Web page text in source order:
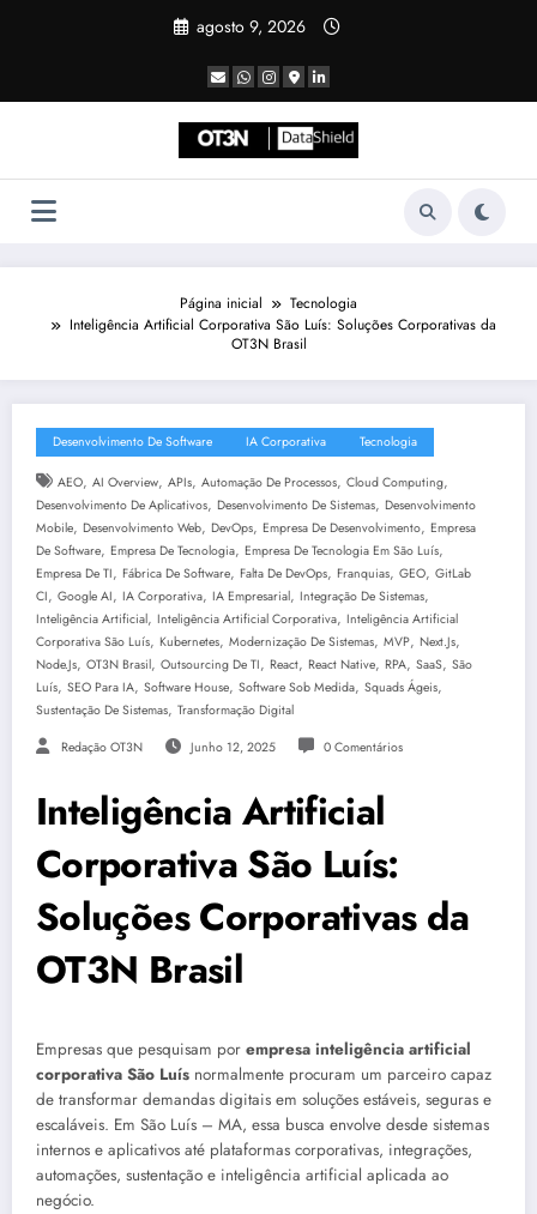
agosto 9, 2026
Página inicial
Tecnologia
Inteligência Artificial Corporativa São Luís: Soluções Corporativas da
OT3N Brasil
Desenvolvimento De Software IA Corporativa Tecnologia
AEO, AI Overview, APIs, Automação De Processos, Cloud Computing,
Desenvolvimento De Aplicativos, Desenvolvimento De Sistemas, Desenvolvimento
Mobile, Desenvolvimento Web, DevOps, Empresa De Desenvolvimento, Empresa
De Software, Empresa De Tecnologia, Empresa De Tecnologia Em São Luís,
Empresa De TI, Fábrica De Software, Falta De DevOps, Franquias, GEO, GitLab
CI, Google AI, IA Corporativa, IA Empresarial, Integração De Sistemas,
Inteligência Artificial, Inteligência Artificial Corporativa, Inteligência Artificial
Corporativa São Luís, Kubernetes, Modernização De Sistemas, MVP, Next.js,
Node.js, OT3N Brasil, Outsourcing De TI, React, React Native, RPA, SaaS, São
Luís, SEO Para IA, Software House, Software Sob Medida, Squads Ágeis,
Sustentação De Sistemas, Transformação Digital
Redação OT3N Junho 12, 2025 0 Comentários
Inteligência Artificial
Corporativa São Luís:
Soluções Corporativas da
OT3N Brasil
Empresas que pesquisam por empresa inteligência artificial
corporativa São Luís normalmente procuram um parceiro capaz
de transformar demandas digitais em soluções estáveis, seguras e
escaláveis. Em São Luís – MA, essa busca envolve desde sistemas
internos e aplicativos até plataformas corporativas, integrações,
automações, sustentação e inteligência artificial aplicada ao
negócio.